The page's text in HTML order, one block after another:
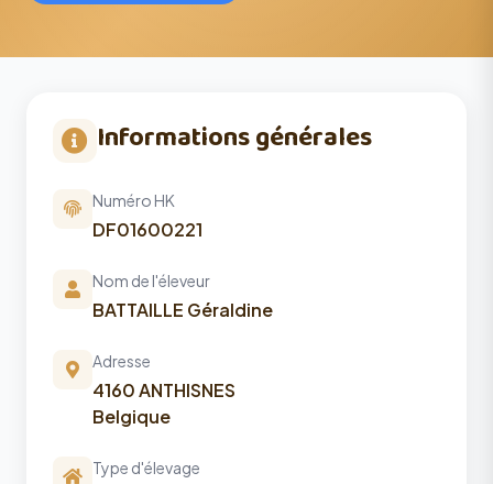
Informations générales
Numéro HK
DF01600221
Nom de l'éleveur
BATTAILLE Géraldine
Adresse
4160 ANTHISNES
Belgique
Type d'élevage